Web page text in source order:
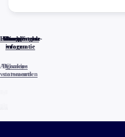
Home
Actueel
Uitzendingen
Reacties
Programma-
informatie
Veelgestelde
vragen
Algemene
voorwaarden
Privacy
statements
Cookies